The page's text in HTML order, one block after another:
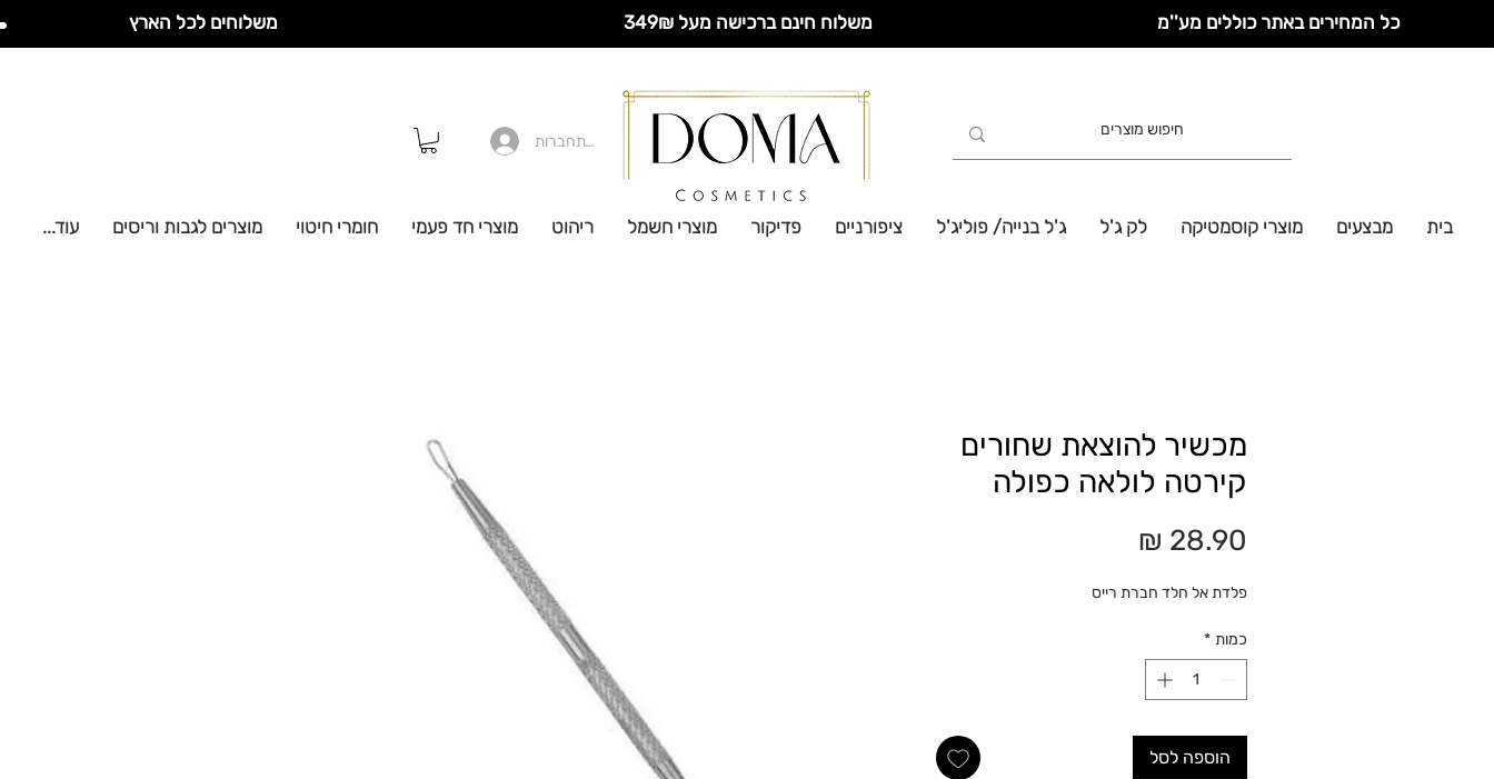
משלוחים לכל הארץ משלוח חינם ברכישה מעל 349₪ כל המחירים באתר כוללים מע''מ
להתחברות
בית מבצעים מוצרי קוסמטיקה לק ג'ל ג'ל בנייה/ פוליג'ל ציפורניים פדיקור מוצרי חשמל ריהוט מוצרי חד פעמי חומרי חיטוי מוצרים לגבות וריסים עוד...
מכשיר להוצאת שחורים
קירטה לולאה כפולה
פלדת אל חלד חברת רייס
כמות *
הוספה לסל